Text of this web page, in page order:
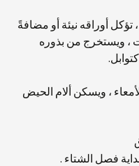
تؤكل أوراقه نيئة أو مضافةً
، ويستخرج من بذوره
، ويسكن ألام الحيض
فصل الشتاء .